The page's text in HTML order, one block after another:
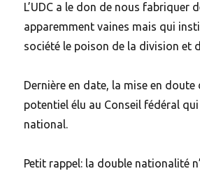
L’UDC a le don de nous fabriquer
apparemment vaines mais qui
société le poison de la division et
Dernière en date, la mise en doute
potentiel élu au Conseil fédéral
national.
Petit rappel: la double nationalité